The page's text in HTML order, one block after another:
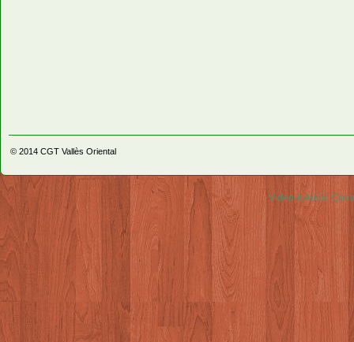
© 2014 CGT Vallès Oriental
Video & Audio